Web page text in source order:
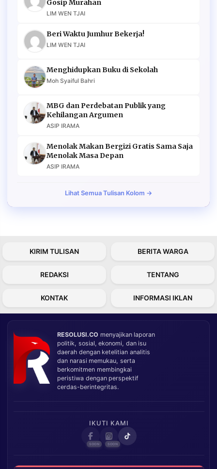
Gosip Murahan
LIM WEN TJAI
Beri Waktu Jumhur Bekerja!
LIM WEN TJAI
Menghidupkan Buku di Sekolah
Moh Syaiful Bahri
MBG dan Perdebatan Publik yang
Kehilangan Argumen
ASIP IRAMA
Menolak Makan Bergizi Gratis Sama Saja
Menolak Masa Depan
ASIP IRAMA
Lihat Semua Tulisan Kolom →
KIRIM TULISAN BERITA WARGA
REDAKSI TENTANG
KONTAK INFORMASI IKLAN
RESOLUSI.CO menyajikan laporan
politik, sosial, ekonomi, dan isu
daerah dengan ketelitian analitis
dan narasi memukau, serta
berkomitmen membingkai
peristiwa dengan perspektif
cerdas-berintegritas.
IKUTI KAMI